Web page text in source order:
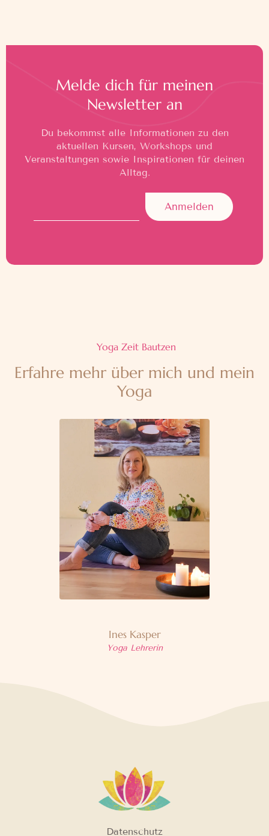
Melde dich für meinen
Newsletter an
Du bekommst alle Informationen zu den
aktuellen Kursen, Workshops und
Veranstaltungen sowie Inspirationen für deinen
Alltag.
Yoga Zeit Bautzen
Erfahre mehr über mich und mein
Yoga
Mehr erfahren
Ines Kasper
Yoga Lehrerin
Datenschutz